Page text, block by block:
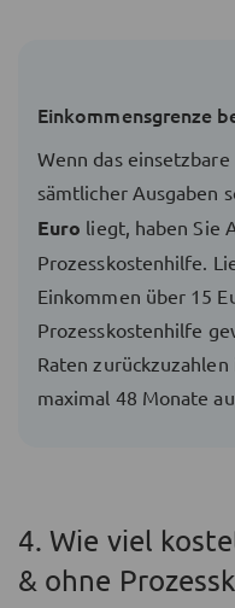
Einkommensgrenze
Wenn das
sämtlicher Ausgaben
Euro liegt, haben Sie
Prozesskostenhilfe.
Einkommen über 15
Prozesskostenhilfe
Raten
maximal 48 Monate
4. Wie viel
& ohne